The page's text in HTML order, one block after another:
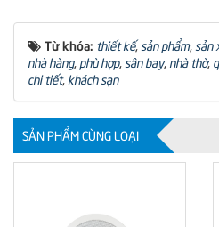
Từ khóa: thiết kế,sản phẩm, sản
nhà hàng, phù hợp, sân bay, nhà thờ,
chi tiết, khách sạn
SẢN PHẨM CÙNG LOẠI